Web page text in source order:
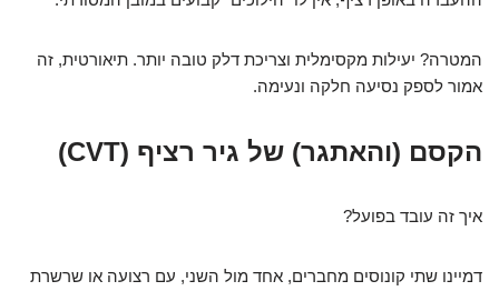
המטרה? יעילות מקסימלית וצריכת דלק טובה יותר. תיאורטית, זה
אמור לספק נסיעה חלקה ונעימה.
הקסם (והאתגר) של גיר רציף (CVT)
איך זה עובד בפועל?
דמיינו שתי קונוסים מחברים, אחד מול השני, עם רצועה או שרשרת